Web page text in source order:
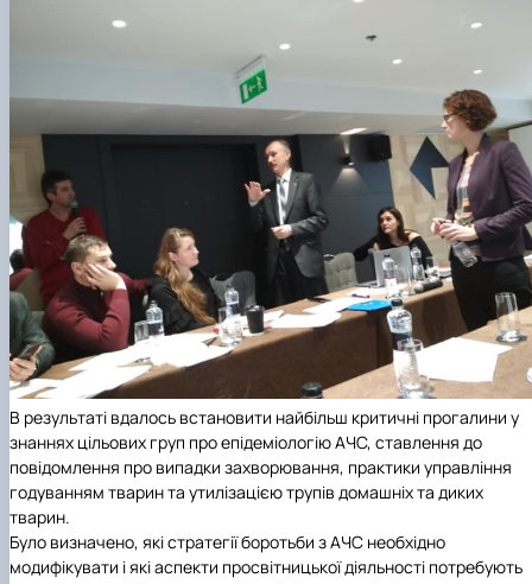
В результаті вдалось встановити найбільш критичні прогалини у
знаннях цільових груп про епідеміологію АЧС, ставлення до
повідомлення про випадки захворювання, практики управління
годуванням тварин та утилізацією трупів домашніх та диких
тварин.
Було визначено, які стратегії боротьби з АЧС необхідно
модифікувати і які аспекти просвітницької діяльності потребують